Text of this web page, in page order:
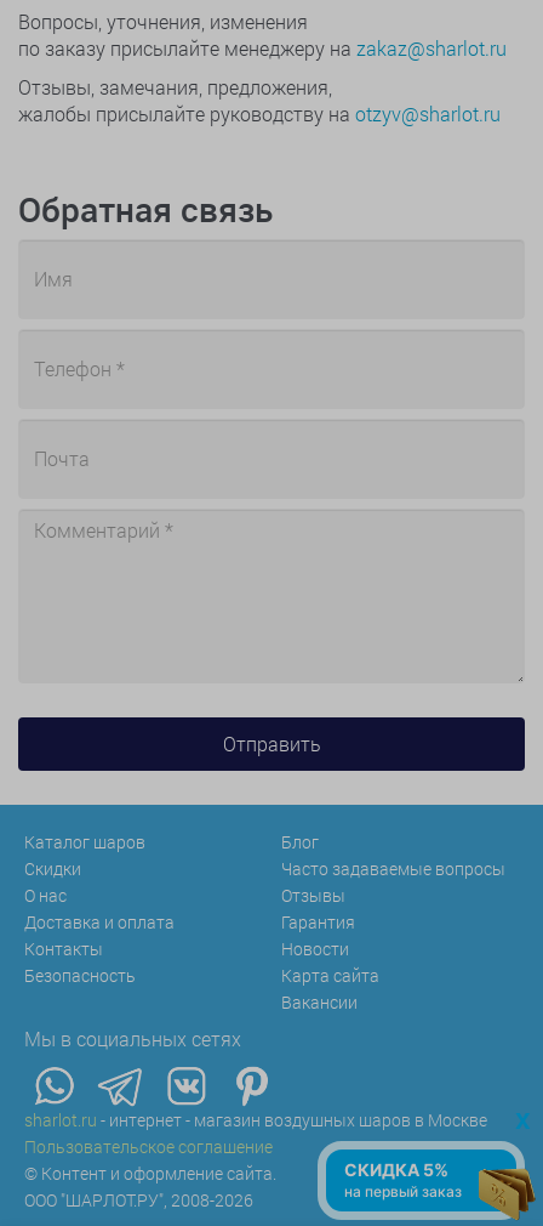
Вопросы, уточнения, изменения
по заказу присылайте менеджеру на zakaz@sharlot.ru
Отзывы, замечания, предложения,
жалобы присылайте руководству на otzyv@sharlot.ru
Обратная связь
Каталог шаров
Скидки
О нас
Доставка и оплата
Контакты
Безопасность
Блог
Часто задаваемые вопросы
Отзывы
Гарантия
Новости
Карта сайта
Вакансии
Мы в социальных сетях
sharlot.ru - интернет - магазин воздушных шаров в Москве
Пользовательское соглашение
© Контент и оформление сайта.
ООО "ШАРЛОТ.РУ", 2008-2026
x
СКИДКА 5%
на первый заказ